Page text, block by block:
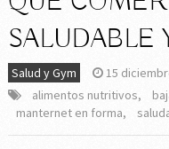
SALUDABLE
Salud y Gym 15
alimentos nutritivos,
manternet en forma,